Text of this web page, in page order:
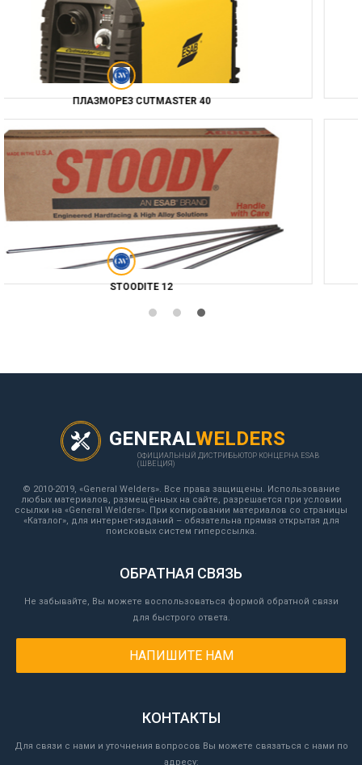
KHM 190HS
ОК BAND NICU7
GENERALWELDERS
ОФИЦИАЛЬНЫЙ ДИСТРИБЬЮТОР КОНЦЕРНА ESAB
(ШВЕЦИЯ)
© 2010-2019, «General Welders». Все права защищены. Использование
любых материалов, размещённых на сайте, разрешается при условии
ссылки на «General Welders». При копировании материалов со страницы
«Каталог», для интернет-изданий – обязательна прямая открытая для
поисковых систем гиперссылка.
ОБРАТНАЯ СВЯЗЬ
Не забывайте, Вы можете воспользоваться формой обратной связи
для быстрого ответа.
НАПИШИТЕ НАМ
КОНТАКТЫ
Для связи с нами и уточнения вопросов Вы можете связаться с нами по
адресу: